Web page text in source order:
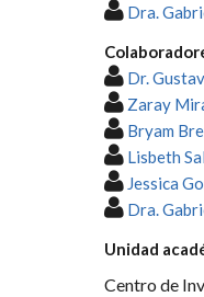
Dra.
Dr.
Zaray
Bryam
Lisbeth
Jessica
Dra.
Unidad
Centro de